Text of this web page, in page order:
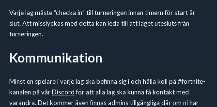
Varje lag måste “checka in” till turneringen innan timern för start är
slut. Att misslyckas med detta kan leda till att laget utesluts från
turneringen.
Kommunikation
Minst en spelare i varje lag ska befinna sig i och hålla koll på #fortnite-
kanalen på vårDiscordför att alla lag ska kunna få kontakt med
varandra. Det kommer även finnas admins tillgängliga där om ni har